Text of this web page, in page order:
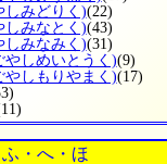
しみどりく)(22)
しみなとく)(43)
しみなみく)(31)
やしめいとうく)(9)
やしもりやまく)(17)
ふ・へ・ほ